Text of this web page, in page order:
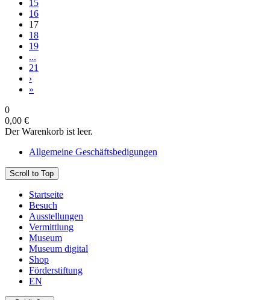
15
16
17
18
19
...
21
›
»
0
0,00 €
Der Warenkorb ist leer.
Allgemeine Geschäftsbedigungen
Scroll to Top
Startseite
Besuch
Ausstellungen
Vermittlung
Museum
Museum digital
Shop
Förderstiftung
EN